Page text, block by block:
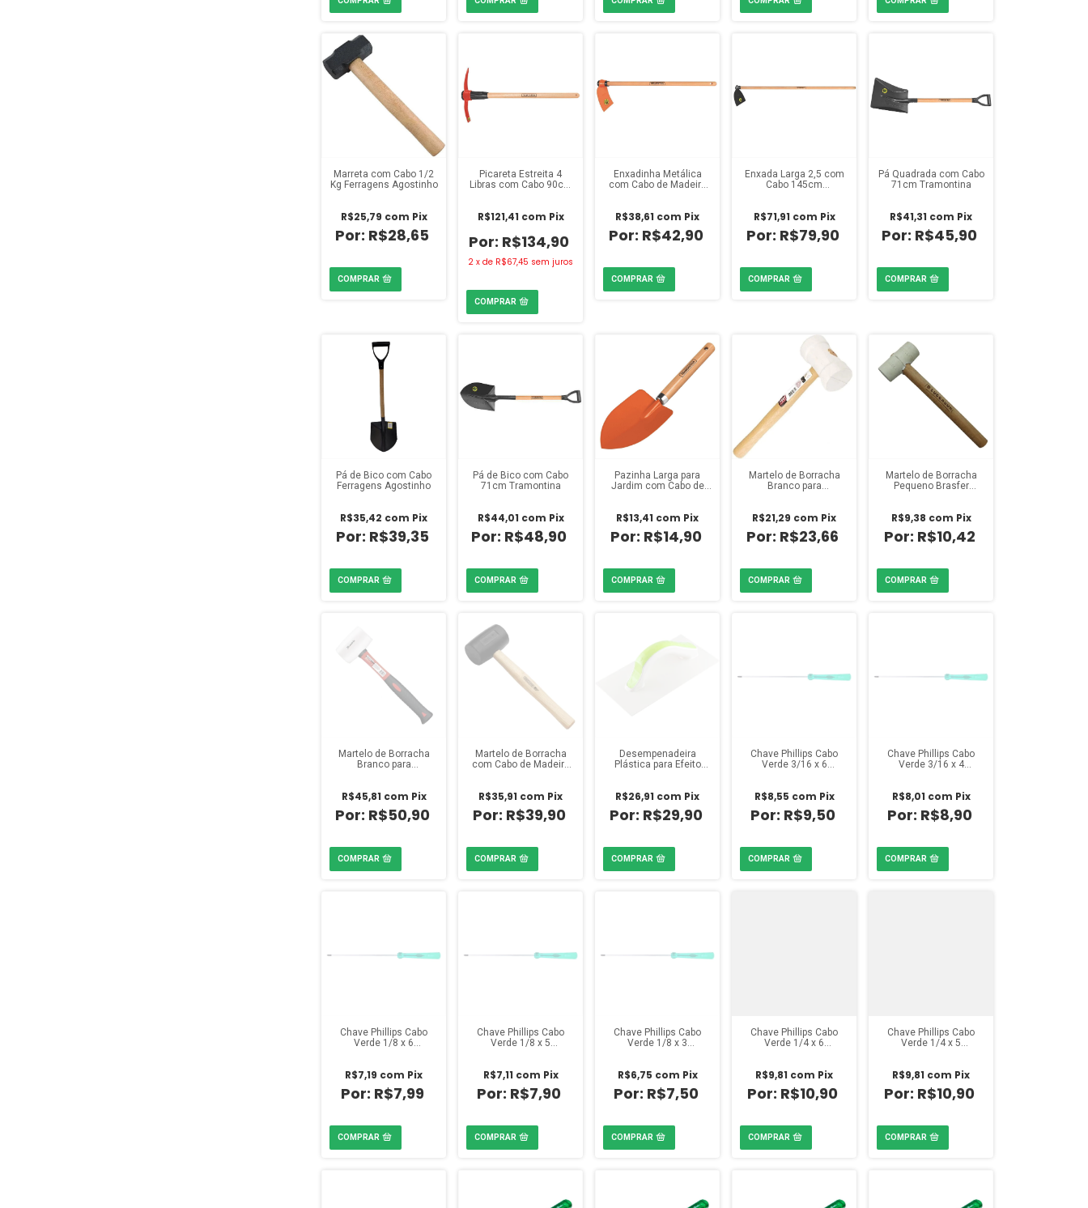
Marreta com Cabo 1/2
Kg Ferragens Agostinho
R$28,65
R$25,79 com Pix
Picareta Estreita 4
Libras com Cabo 90cm
R$134,90
R$121,41 com Pix
2 x de R$67,45 sem juros
Enxadinha Metálica
com Cabo de Madeira
R$42,90
R$38,61 com Pix
Enxada Larga 2,5 com
Cabo 145cm
R$79,90
R$71,91 com Pix
Pá Quadrada com Cabo
71cm Tramontina
R$45,90
R$41,31 com Pix
Pá de Bico com Cabo
Ferragens Agostinho
R$39,35
R$35,42 com Pix
Pá de Bico com Cabo
71cm Tramontina
R$48,90
R$44,01 com Pix
Pazinha Larga para
Jardim com Cabo de
R$14,90
R$13,41 com Pix
Martelo de Borracha
Branco para
R$23,66
R$21,29 com Pix
Martelo de Borracha
Pequeno Brasfer
R$10,42
R$9,38 com Pix
Martelo de Borracha
Branco para
Ferramentas
R$50,90
R$45,81 com Pix
Martelo de Borracha
com Cabo de Madeira
R$39,90
R$35,91 com Pix
Desempenadeira
Plástica para Efeito
R$29,90
R$26,91 com Pix
Chave Phillips Cabo
Verde 3/16 x 6
R$9,50
R$8,55 com Pix
Chave Phillips Cabo
Verde 3/16 x 4
R$8,90
R$8,01 com Pix
Chave Phillips Cabo
Verde 1/8 x 6
R$7,99
R$7,19 com Pix
Chave Phillips Cabo
Verde 1/8 x 5
R$7,90
R$7,11 com Pix
Chave Phillips Cabo
Verde 1/8 x 3
R$7,50
R$6,75 com Pix
Chave Phillips Cabo
Verde 1/4 x 6
R$10,90
R$9,81 com Pix
Chave Phillips Cabo
Verde 1/4 x 5
R$10,90
R$9,81 com Pix